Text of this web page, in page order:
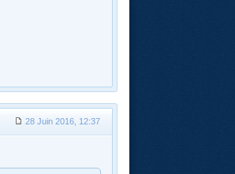
28 Juin 2016, 12:37